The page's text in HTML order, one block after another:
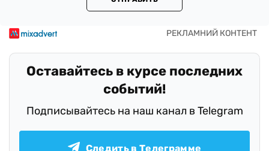
Оставайтесь в курсе последних
событий!
Подписывайтесь на наш канал в Telegram
Следить в Телеграмме